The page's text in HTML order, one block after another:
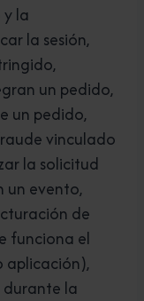
la
la sesión,
un pedido,
un pedido,
vinculado
la solicitud
un evento,
de
funciona el
aplicación),
la